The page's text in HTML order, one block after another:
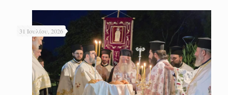
31 Ιουλίου, 2026